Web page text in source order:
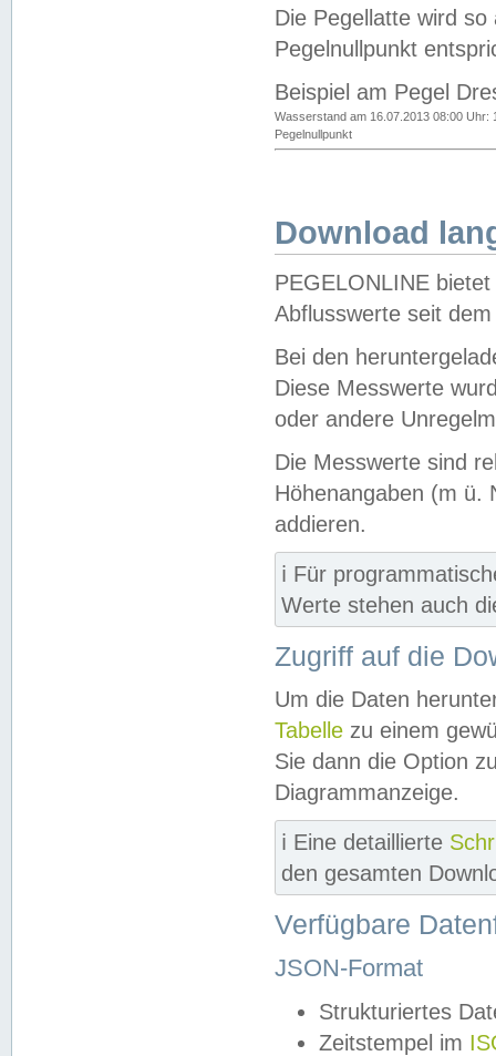
Die Pegellatte wird
Pegelnullpunkt
Beispiel am Pegel
Wasserstand am 16.07.2013 08:00 Uhr:
Pegelnullpunkt
Download
PEGELONLINE
Abflusswerte seit
Bei den
Diese Messwerte
oder andere
Die Messwerte sind
Höhenangaben (m ü.
addieren.
ℹ️ Für
Werte stehen auch
Zugriff auf die
Um die Daten
Tabelle zu einem
Sie dann die Option
Diagrammanzeige.
ℹ️ Eine detaillierte
den gesamten
Verfügbare
JSON-Format
Strukturiertes
Zeitstempel im